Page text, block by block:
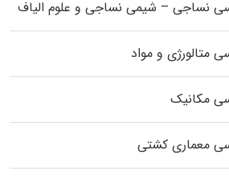
نساجی – شیمی نساجی و علوم الیاف
متالورژی و مواد
مکانیک
معماری کشتی